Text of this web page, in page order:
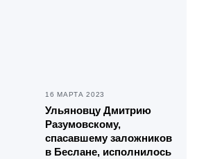
16 МАРТА 2023
Ульяновцу Дмитрию
Разумовскому,
спасавшему заложников
в Беслане, исполнилось